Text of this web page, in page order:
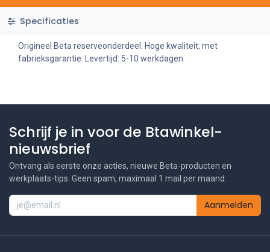
Specificaties
Origineel Beta reserveonderdeel. Hoge kwaliteit, met
fabrieksgarantie. Levertijd: 5-10 werkdagen.
Schrijf je in voor de Btawinkel-
nieuwsbrief
Ontvang als eerste onze acties, nieuwe Beta-producten en
werkplaats-tips. Geen spam, maximaal 1 mail per maand.
Aanmelden